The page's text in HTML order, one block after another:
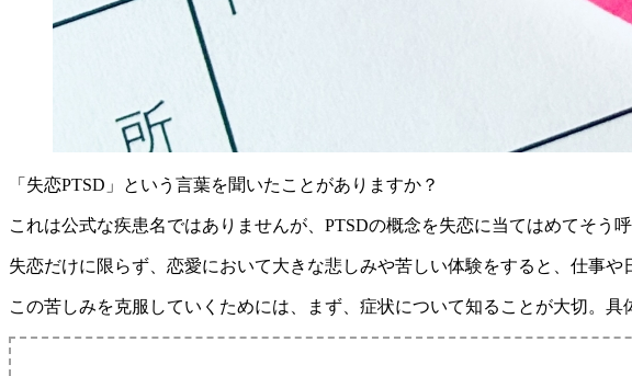
「失恋PTSD」という言葉を聞いたことがありますか？
これは公式な疾患名ではありませんが、PTSDの概念を失恋に当てはめてそう
失恋だけに限らず、恋愛において大きな悲しみや苦しい体験をすると、仕事
この苦しみを克服していくためには、まず、症状について知ることが大切。